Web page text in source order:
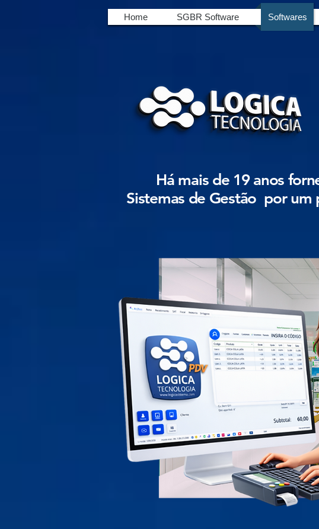
Home SGBR Software Softwares
Há mais de 19 anos
Sistemas de Gestão por um